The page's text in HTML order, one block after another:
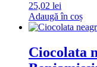
25,02 lei
Adaugă în coș
Ciocolata